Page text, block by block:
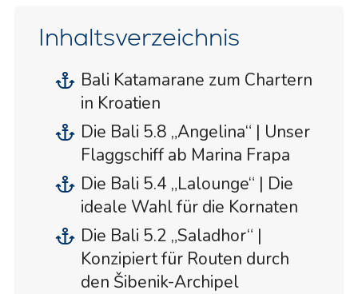
Inhaltsverzeichnis
Bali Katamarane zum Chartern
in Kroatien
Die Bali 5.8 „Angelina“ | Unser
Flaggschiff ab Marina Frapa
Die Bali 5.4 „Lalounge“ | Die
ideale Wahl für die Kornaten
Die Bali 5.2 „Saladhor“ |
Konzipiert für Routen durch
den Šibenik-Archipel